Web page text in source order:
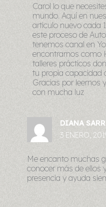
Carol lo que
mundo. Aquí en
articulo nuevo cada
este proceso de
tenemos canal en
encontrarnos como
talleres prácticos
tu propia capacidad
Gracias por leernos
con mucha luz
DIANA
3 ENERO,
Me encanto muchas
conocer más de ellos
presencia y ayuda